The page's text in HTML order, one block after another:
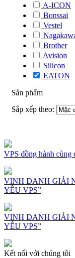
A-ICON
Bonssai
Vestel
Brother
Avision
Silicon
EATON
Sản phẩm
Sắp xếp theo:
VPS đồng hành
VINH DANH GIẢI
YÊU VPS”
VINH DANH GIẢI
YÊU VPS”
Kết nối với chúng tôi